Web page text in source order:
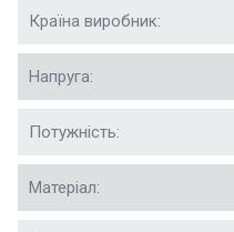
Країна виробник:
Напруга:
Потужність:
Матеріал: